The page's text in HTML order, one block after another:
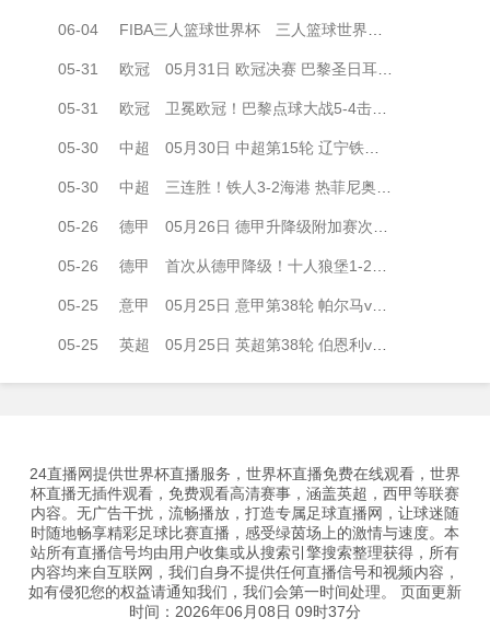
06-04 FIBA三人篮球世界杯 三人篮球世界杯男子小组赛 德国 22 - 12 中国 全场集锦
05-31 欧冠 05月31日 欧冠决赛 巴黎圣日耳曼vs阿森纳 全场录像
05-31 欧冠 卫冕欧冠！巴黎点球大战5-4击败阿森纳夺冠 加布里埃尔、埃泽失点
05-30 中超 05月30日 中超第15轮 辽宁铁人vs上海海港 全场录像
05-30 中超 三连胜！铁人3-2海港 热菲尼奥绝杀+脱衣吃第2黄 姆本扎3轮轰6球
05-26 德甲 05月26日 德甲升降级附加赛次回合 帕德博恩vs沃尔夫斯堡 全场录像
05-26 德甲 首次从德甲降级！十人狼堡1-2遭帕德博恩逆转 库尔达加时赛制胜
05-25 意甲 05月25日 意甲第38轮 帕尔马vs萨索洛 全场录像
05-25 英超 05月25日 英超第38轮 伯恩利vs狼队 全场录像
24直播网提供世界杯直播服务，世界杯直播免费在线观看，世界
杯直播无插件观看，免费观看高清赛事，涵盖英超，西甲等联赛
内容。无广告干扰，流畅播放，打造专属足球直播网，让球迷随
时随地畅享精彩足球比赛直播，感受绿茵场上的激情与速度。本
站所有直播信号均由用户收集或从搜索引擎搜索整理获得，所有
内容均来自互联网，我们自身不提供任何直播信号和视频内容，
如有侵犯您的权益请通知我们，我们会第一时间处理。 页面更新
时间：2026年06月08日 09时37分